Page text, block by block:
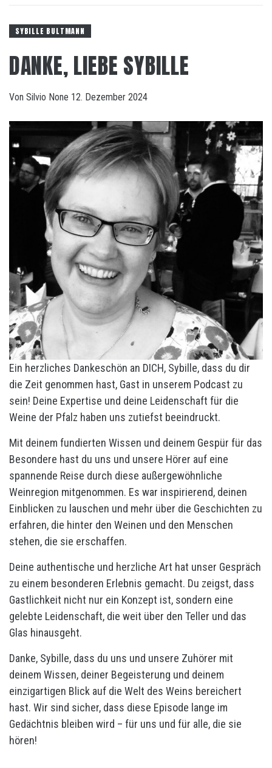
SYBILLE BULTMANN
DANKE, LIEBE SYBILLE
Von Silvio None 12. Dezember 2024
Ein herzliches Dankeschön an DICH, Sybille, dass du dir
die Zeit genommen hast, Gast in unserem Podcast zu
sein! Deine Expertise und deine Leidenschaft für die
Weine der Pfalz haben uns zutiefst beeindruckt.
Mit deinem fundierten Wissen und deinem Gespür für das
Besondere hast du uns und unsere Hörer auf eine
spannende Reise durch diese außergewöhnliche
Weinregion mitgenommen. Es war inspirierend, deinen
Einblicken zu lauschen und mehr über die Geschichten zu
erfahren, die hinter den Weinen und den Menschen
stehen, die sie erschaffen.
Deine authentische und herzliche Art hat unser Gespräch
zu einem besonderen Erlebnis gemacht. Du zeigst, dass
Gastlichkeit nicht nur ein Konzept ist, sondern eine
gelebte Leidenschaft, die weit über den Teller und das
Glas hinausgeht.
Danke, Sybille, dass du uns und unsere Zuhörer mit
deinem Wissen, deiner Begeisterung und deinem
einzigartigen Blick auf die Welt des Weins bereichert
hast. Wir sind sicher, dass diese Episode lange im
Gedächtnis bleiben wird – für uns und für alle, die sie
hören!